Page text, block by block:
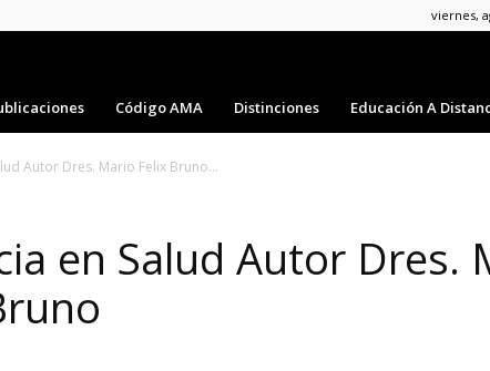
viernes,
Código AMA Distinciones Educación A
Autor Dres. Mario Felix Bruno...
en Salud Autor Dres.